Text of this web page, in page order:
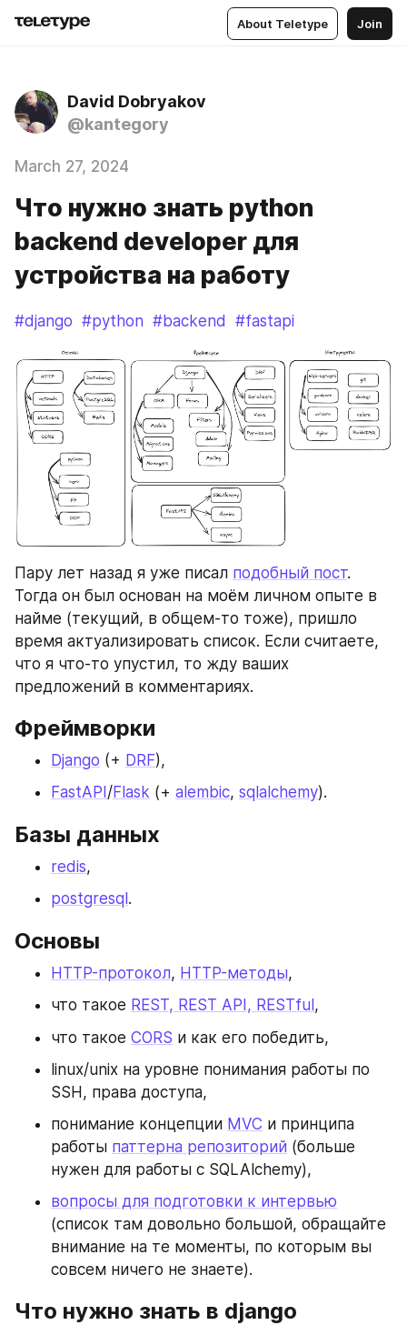
About Teletype Join
David Dobryakov
@kantegory
March 27, 2024
Что нужно знать python
backend developer для
устройства на работу
#django #python #backend #fastapi
Пару лет назад я уже писал подобный пост.
Тогда он был основан на моём личном опыте в
найме (текущий, в общем-то тоже), пришло
время актуализировать список. Если считаете,
что я что-то упустил, то жду ваших
предложений в комментариях.
Фреймворки
Django (+ DRF),
FastAPI /Flask (+ alembic, sqlalchemy).
Базы данных
redis,
postgresql .
Основы
HTTP-протокол, HTTP-методы,
что такое REST, REST API, RESTful ,
что такое CORS и как его победить,
linux/unix на уровне понимания работы по
SSH, права доступа,
понимание концепции MVC и принципа
работы паттерна репозиторий (больше
нужен для работы с SQLAlchemy),
вопросы для подготовки к интервью
(список там довольно большой, обращайте
внимание на те моменты, по которым вы
совсем ничего не знаете).
Что нужно знать в django